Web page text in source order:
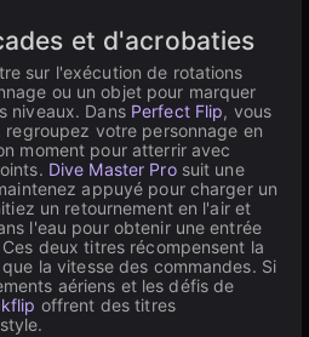
et d'acrobaties
sur l'exécution de rotations
ou un objet pour marquer
niveaux. Dans Perfect Flip, vous
votre personnage en
moment pour atterrir avec
Dive Master Prosuit une
appuyé pour charger un
un retournement en l'air et
l'eau pour obtenir une entrée
deux titres récompensent la
la vitesse des commandes. Si
aériens et les défis de
offrent des titres